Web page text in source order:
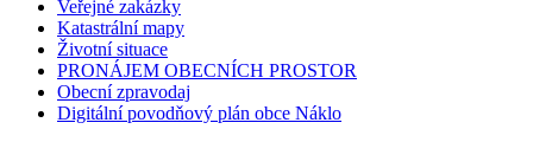
Veřejné zakázky
Katastrální mapy
Životní situace
PRONÁJEM OBECNÍCH PROSTOR
Obecní zpravodaj
Digitální povodňový plán obce Náklo